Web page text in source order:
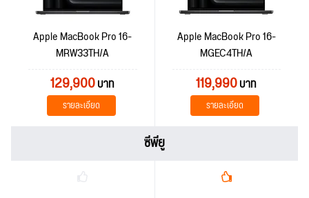
Apple MacBook Pro 16-
MRW33TH/A
129,900บาท
รายละเอียด
Apple MacBook Pro 16-
MGEC4TH/A
119,990บาท
รายละเอียด
ซีพียู